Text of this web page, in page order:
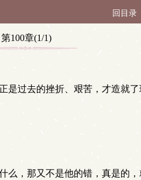
回目录
第100章(1/1)
是过去的挫折、艰苦，才造就
，那又不是他的错，真是的